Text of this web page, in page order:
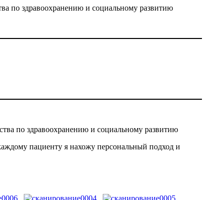
по здравоохранению и социальному развитию
по здравоохранению и социальному развитию
пациенту я нахожу персональный подход и